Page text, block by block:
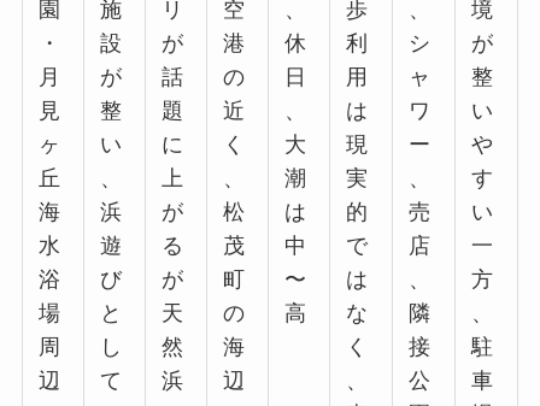
園
・
月
見
ヶ
丘
海
水
浴
場
周
辺
施
設
が
整
い
、
浜
遊
び
と
し
て
リ
が
話
題
に
上
が
る
が
天
然
浜
空
港
の
近
く
、
松
茂
町
の
海
辺
、
休
日
、
大
潮
は
中
〜
高
歩
利
用
は
現
実
的
で
は
な
く
、
、
シ
ャ
ワ
ー
、
売
店
、
隣
接
公
境
が
整
い
や
す
い
一
方
、
駐
車